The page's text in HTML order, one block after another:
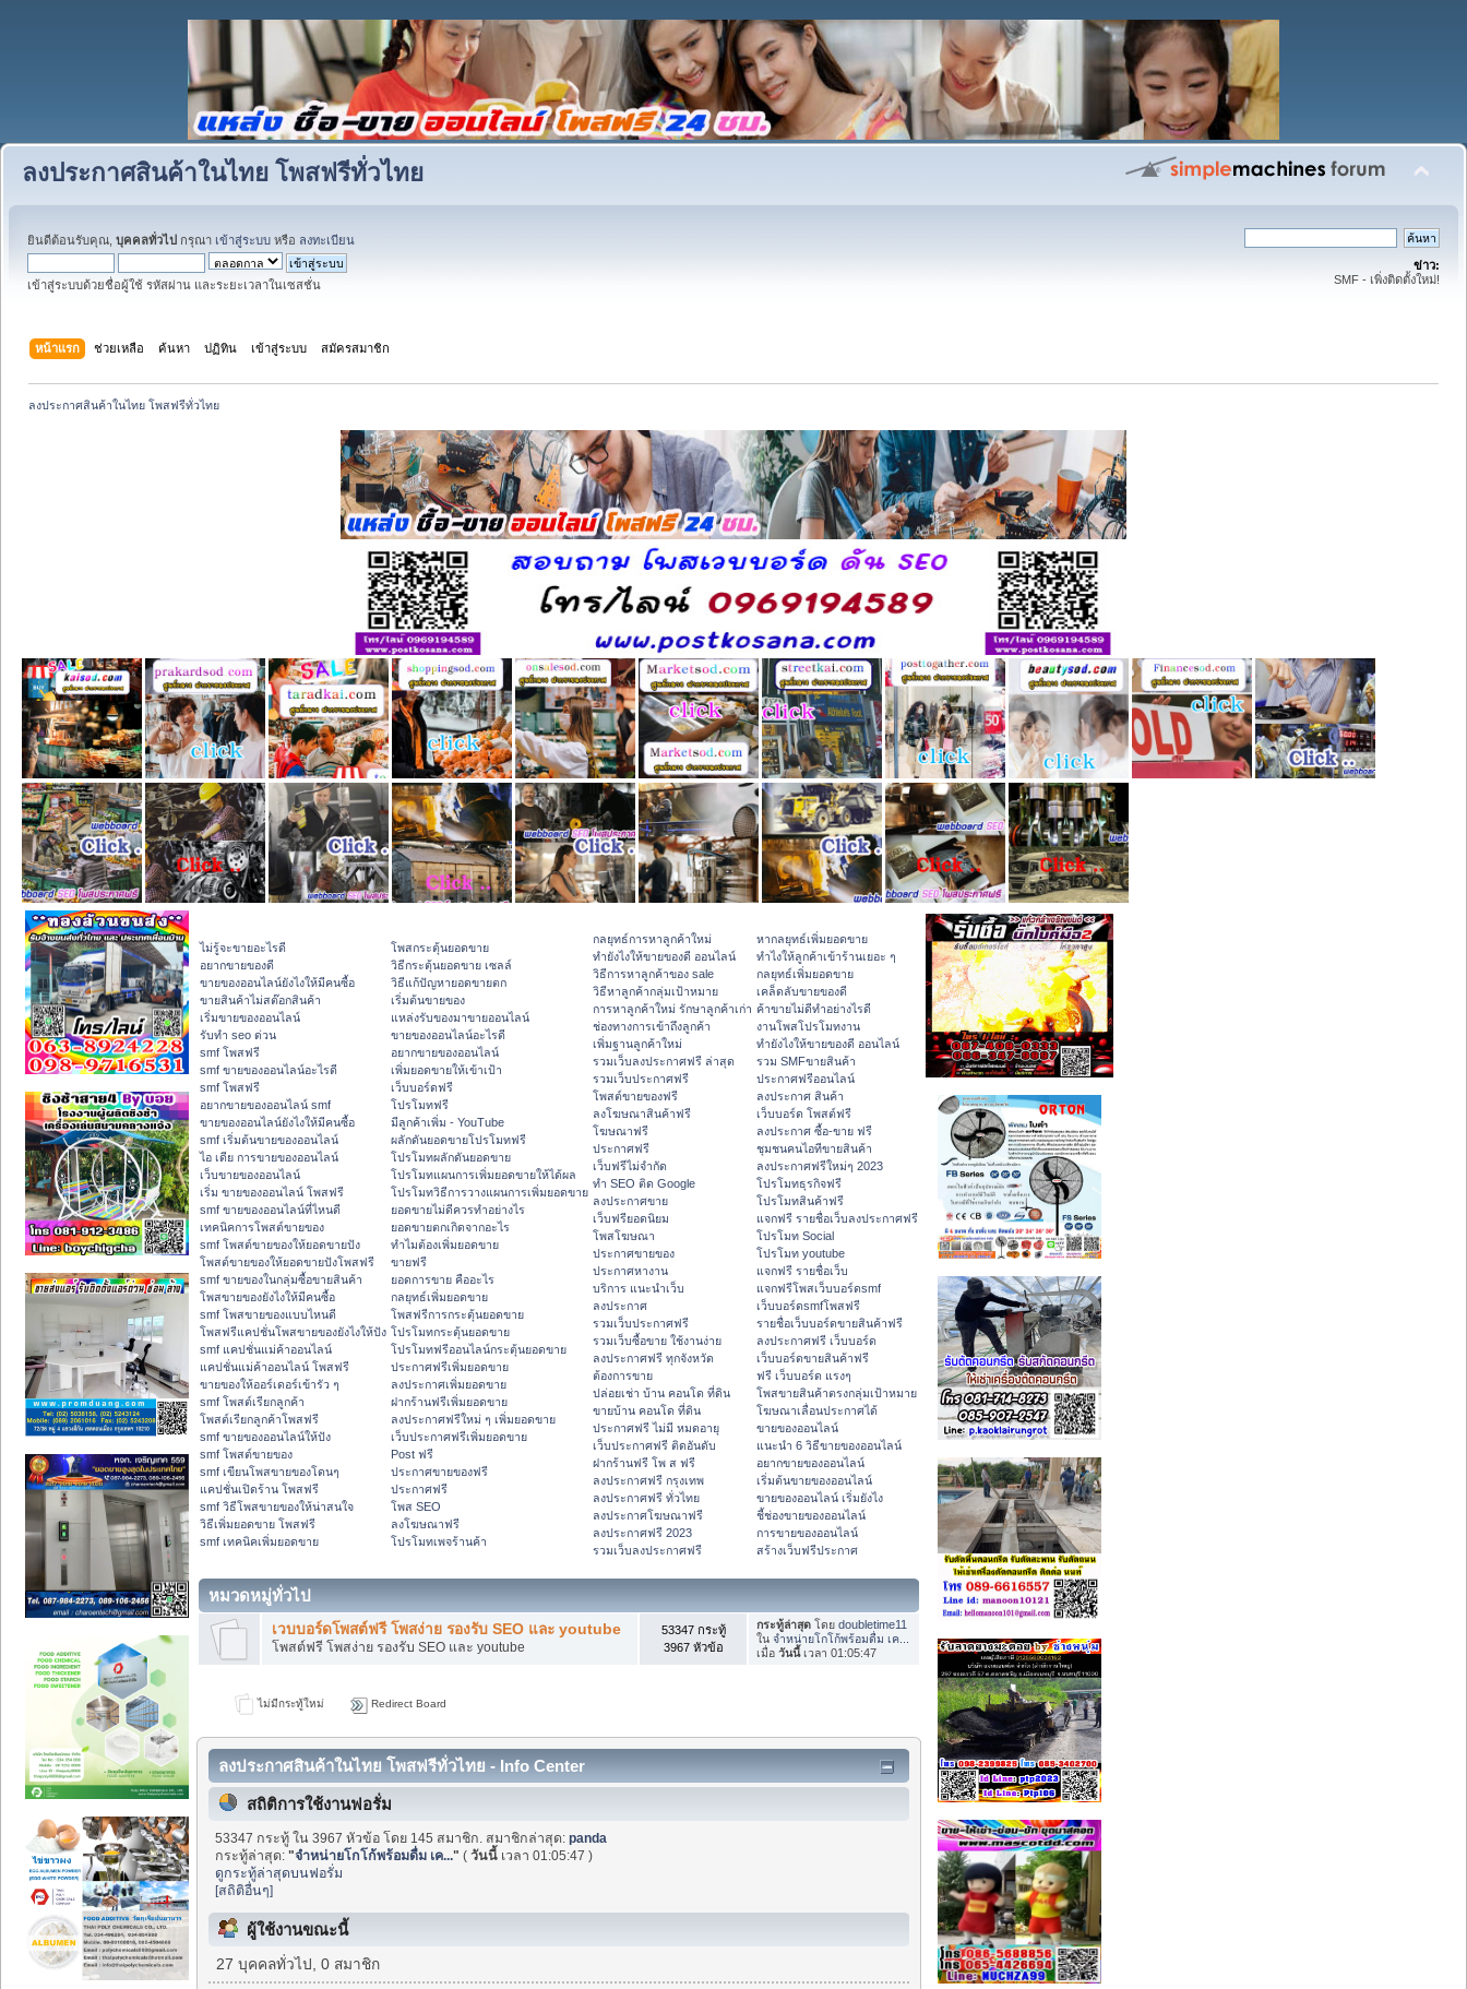
ลงประกาศสินค้าในไทย โพสฟรีทั่วไทย
ยินดีต้อนรับคุณ, บุคคลทั่วไป กรุณา เข้าสู่ระบบ หรือ ลงทะเบียน
เข้าสู่ระบบด้วยชื่อผู้ใช้ รหัสผ่าน และระยะเวลาในเซสชั่น
ข่าว:
SMF - เพิ่งติดตั้งใหม่!
หน้าแรก ช่วยเหลือ ค้นหา ปฏิทิน เข้าสู่ระบบ สมัครสมาชิก
ลงประกาศสินค้าในไทย โพสฟรีทั่วไทย
ไม่รู้จะขายอะไรดี
อยากขายของดี
ขายของออนไลน์ยังไงให้มีคนซื้อ
ขายสินค้าไม่สต๊อกสินค้า
เริ่มขายของออนไลน์
รับทำ seo ด่วน
smf โพสฟรี
smf ขายของออนไลน์อะไรดี
smf โพสฟรี
อยากขายของออนไลน์ smf
ขายของออนไลน์ยังไงให้มีคนซื้อ
smf เริ่มต้นขายของออนไลน์
ไอ เดีย การขายของออนไลน์
เว็บขายของออนไลน์
เริ่ม ขายของออนไลน์ โพสฟรี
smf ขายของออนไลน์ที่ไหนดี
เทคนิคการโพสต์ขายของ
smf โพสต์ขายของให้ยอดขายปัง
โพสต์ขายของให้ยอดขายปังโพสฟรี
smf ขายของในกลุ่มซื้อขายสินค้า
โพสขายของยังไงให้มีคนซื้อ
smf โพสขายของแบบไหนดี
โพสฟรีแคปชั่นโพสขายของยังไงให้ปัง
smf แคปชั่นแม่ค้าออนไลน์
แคปชั่นแม่ค้าออนไลน์ โพสฟรี
ขายของให้ออร์เดอร์เข้ารัว ๆ
smf โพสต์เรียกลูกค้า
โพสต์เรียกลูกค้าโพสฟรี
smf ขายของออนไลน์ให้ปัง
smf โพสต์ขายของ
smf เขียนโพสขายของโดนๆ
แคปชั่นเปิดร้าน โพสฟรี
smf วิธีโพสขายของให้น่าสนใจ
วิธีเพิ่มยอดขาย โพสฟรี
smf เทคนิคเพิ่มยอดขาย
โพสกระตุ้นยอดขาย
วิธีกระตุ้นยอดขาย เซลล์
วิธีแก้ปัญหายอดขายตก
เริ่มต้นขายของ
แหล่งรับของมาขายออนไลน์
ขายของออนไลน์อะไรดี
อยากขายของออนไลน์
เพิ่มยอดขายให้เข้าเป้า
เว็บบอร์ดฟรี
โปรโมทฟรี
มีลูกค้าเพิ่ม - YouTube
ผลักดันยอดขายโปรโมทฟรี
โปรโมทผลักดันยอดขาย
โปรโมทแผนการเพิ่มยอดขายให้ได้ผล
โปรโมทวิธีการวางแผนการเพิ่มยอดขาย
ยอดขายไม่ดีควรทำอย่างไร
ยอดขายตกเกิดจากอะไร
ทำไมต้องเพิ่มยอดขาย
ขายฟรี
ยอดการขาย คืออะไร
กลยุทธ์เพิ่มยอดขาย
โพสฟรีการกระตุ้นยอดขาย
โปรโมทกระตุ้นยอดขาย
โปรโมทฟรีออนไลน์กระตุ้นยอดขาย
ประกาศฟรีเพิ่มยอดขาย
ลงประกาศเพิ่มยอดขาย
ฝากร้านฟรีเพิ่มยอดขาย
ลงประกาศฟรีใหม่ ๆ เพิ่มยอดขาย
เว็บประกาศฟรีเพิ่มยอดขาย
Post ฟรี
ประกาศขายของฟรี
ประกาศฟรี
โพส SEO
ลงโฆษณาฟรี
โปรโมทเพจร้านค้า
กลยุทธ์การหาลูกค้าใหม่
ทํายังไงให้ขายของดี ออนไลน์
วิธีการหาลูกค้าของ sale
วิธีหาลูกค้ากลุ่มเป้าหมาย
การหาลูกค้าใหม่ รักษาลูกค้าเก่า
ช่องทางการเข้าถึงลูกค้า
เพิ่มฐานลูกค้าใหม่
รวมเว็บลงประกาศฟรี ล่าสุด
รวมเว็บประกาศฟรี
โพสต์ขายของฟรี
ลงโฆษณาสินค้าฟรี
โฆษณาฟรี
ประกาศฟรี
เว็บฟรีไม่จำกัด
ทำ SEO ติด Google
ลงประกาศขาย
เว็บฟรียอดนิยม
โพสโฆษณา
ประกาศขายของ
ประกาศหางาน
บริการ แนะนำเว็บ
ลงประกาศ
รวมเว็บประกาศฟรี
รวมเว็บซื้อขาย ใช้งานง่าย
ลงประกาศฟรี ทุกจังหวัด
ต้องการขาย
ปล่อยเช่า บ้าน คอนโด ที่ดิน
ขายบ้าน คอนโด ที่ดิน
ประกาศฟรี ไม่มี หมดอายุ
เว็บประกาศฟรี ติดอันดับ
ฝากร้านฟรี โพ ส ฟรี
ลงประกาศฟรี กรุงเทพ
ลงประกาศฟรี ทั่วไทย
ลงประกาศโฆษณาฟรี
ลงประกาศฟรี 2023
รวมเว็บลงประกาศฟรี
หากลยุทธ์เพิ่มยอดขาย
ทําไงให้ลูกค้าเข้าร้านเยอะ ๆ
กลยุทธ์เพิ่มยอดขาย
เคล็ดลับขายของดี
ค้าขายไม่ดีทำอย่างไรดี
งานโพสโปรโมทงาน
ทํายังไงให้ขายของดี ออนไลน์
รวม SMFขายสินค้า
ประกาศฟรีออนไลน์
ลงประกาศ สินค้า
เว็บบอร์ด โพสต์ฟรี
ลงประกาศ ซื้อ-ขาย ฟรี
ชุมชนคนไอทีขายสินค้า
ลงประกาศฟรีใหม่ๆ 2023
โปรโมทธุรกิจฟรี
โปรโมทสินค้าฟรี
แจกฟรี รายชื่อเว็บลงประกาศฟรี
โปรโมท Social
โปรโมท youtube
แจกฟรี รายชื่อเว็บ
แจกฟรีโพสเว็บบอร์ดsmf
เว็บบอร์ดsmfโพสฟรี
รายชื่อเว็บบอร์ดขายสินค้าฟรี
ลงประกาศฟรี เว็บบอร์ด
เว็บบอร์ดขายสินค้าฟรี
ฟรี เว็บบอร์ด แรงๆ
โพสขายสินค้าตรงกลุ่มเป้าหมาย
โฆษณาเลื่อนประกาศได้
ขายของออนไลน์
แนะนำ 6 วิธีขายของออนไลน์
อยากขายของออนไลน์
เริ่มต้นขายของออนไลน์
ขายของออนไลน์ เริ่มยังไง
ชี้ช่องขายของออนไลน์
การขายของออนไลน์
สร้างเว็บฟรีประกาศ
หมวดหมู่ทั่วไป
เวบบอร์ดโพสต์ฟรี โพสง่าย รองรับ SEO และ youtube
โพสต์ฟรี โพสง่าย รองรับ SEO และ youtube
53347 กระทู้
3967 หัวข้อ
กระทู้ล่าสุด โดยdoubletime11
ในจำหน่ายโกโก้พร้อมดื่ม เค...
เมื่อวันนี้เวลา 01:05:47
ไม่มีกระทู้ใหม่ Redirect Board
ลงประกาศสินค้าในไทย โพสฟรีทั่วไทย - Info Center
สถิติการใช้งานฟอรั่ม
53347 กระทู้ ใน 3967 หัวข้อ โดย 145 สมาชิก. สมาชิกล่าสุด:panda
กระทู้ล่าสุด:"จำหน่ายโกโก้พร้อมดื่ม เค..." (วันนี้ เวลา 01:05:47 )
ดูกระทู้ล่าสุดบนฟอรั่ม
[สถิติอื่นๆ]
ผู้ใช้งานขณะนี้
27 บุคคลทั่วไป, 0 สมาชิก